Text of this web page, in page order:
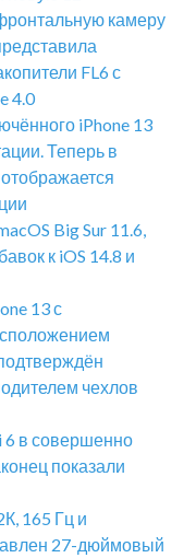
камеру
FL6 с
4.0
iPhone 13
Теперь в
Big Sur 11.6,
к iOS 14.8 и
13 с
чехлов
6 в совершенно
показали
165 Гц и
27-дюймовый